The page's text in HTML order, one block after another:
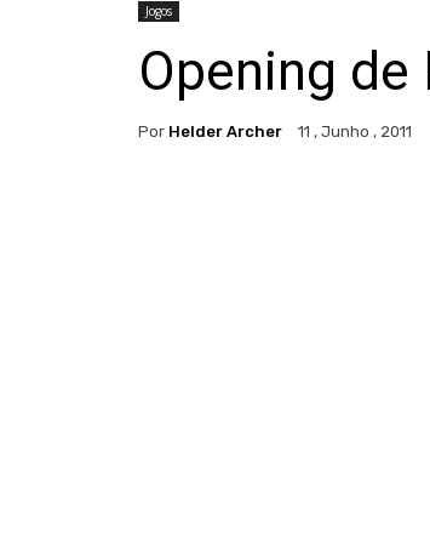
Jogos
Opening
Por Helder Archer 11 , Junho , 2011